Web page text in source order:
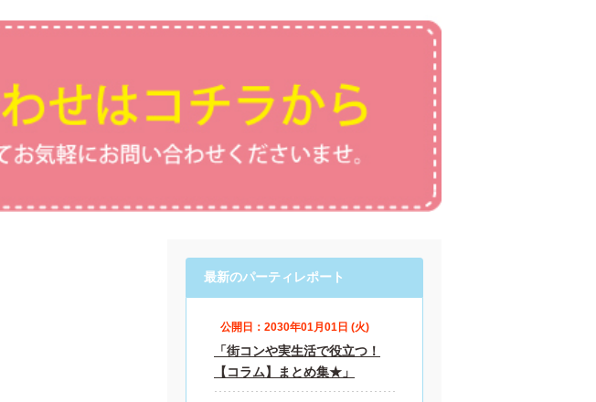
最新のパーティレポート
公開日：2030年01月01日 (火)
「街コンや実生活で役立つ！
【コラム】まとめ集★」